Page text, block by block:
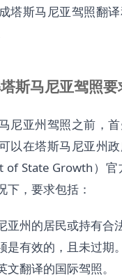
塔斯马尼亚驾照翻
斯马尼亚驾照要
尼亚州驾照之前，
以在塔斯马尼亚州
of State Growth）
下，要求包括：
亚州的居民或持有合
有效的，且未过期。
翻译的国际驾照。